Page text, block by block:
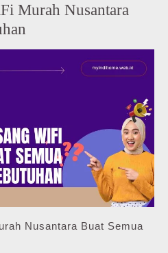
Murah Nusantara
Nusantara Buat Semua